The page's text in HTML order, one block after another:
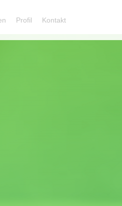
Profil Kontakt